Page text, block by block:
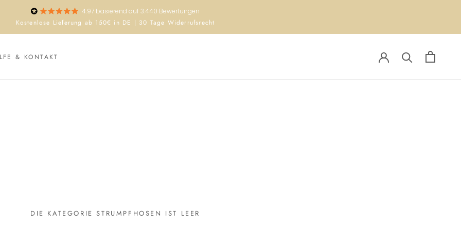
4.97 basierend auf3.440 Bewertungen
Kostenlose Lieferung ab 150€ in DE | 30 Tage Widerrufsrecht
& KONTAKT
DIE KATEGORIE STRUMPFHOSEN IST LEER